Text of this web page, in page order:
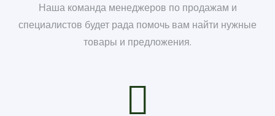
Наша команда менеджеров по продажам и
специалистов будет рада помочь вам найти нужные
товары и предложения.